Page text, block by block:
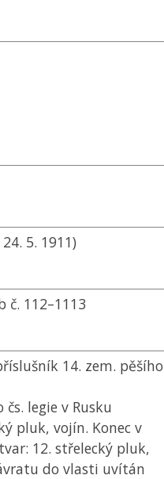
5. 1911)
č. 112–1113
14. zem. pěšího
legie v Rusku
pluk, vojín. Konec v
12. střelecký pluk,
do vlasti uvítán